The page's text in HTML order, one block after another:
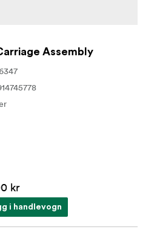
Assembly
kr
i handlevogn